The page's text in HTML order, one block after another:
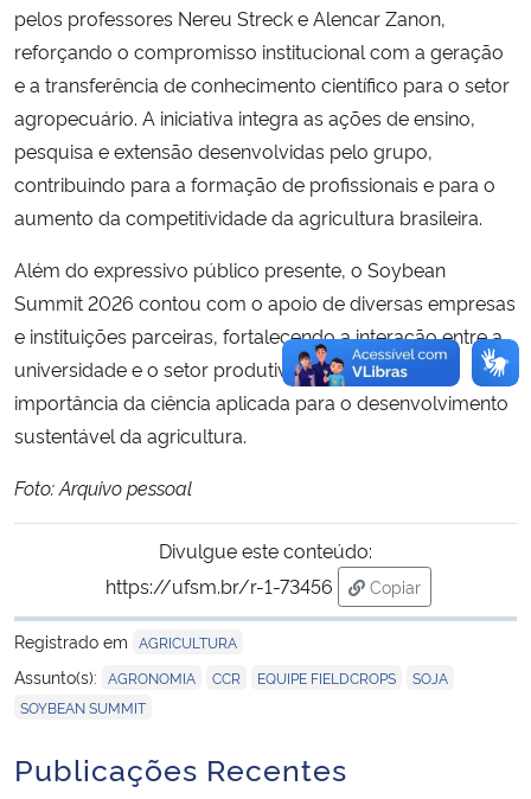
pelos professores Nereu Streck e Alencar Zanon,
reforçando o compromisso institucional com a geração
e a transferência de conhecimento científico para o setor
agropecuário. A iniciativa integra as ações de ensino,
pesquisa e extensão desenvolvidas pelo grupo,
contribuindo para a formação de profissionais e para o
aumento da competitividade da agricultura brasileira.
Além do expressivo público presente, o Soybean
Summit 2026 contou com o apoio de diversas empresas
e instituições parceiras, fortalecendo a interação entre a
universidade e o setor produtivo e evidenciando a
importância da ciência aplicada para o desenvolvimento
sustentável da agricultura.
Foto: Arquivo pessoal
Divulgue este conteúdo:
https://ufsm.br/r-1-73456
Copiar
para área de
Registrado em AGRICULTURA
Assunto(s): AGRONOMIA CCR EQUIPE FIELDCROPS SOJA
SOYBEAN SUMMIT
Publicações Recentes